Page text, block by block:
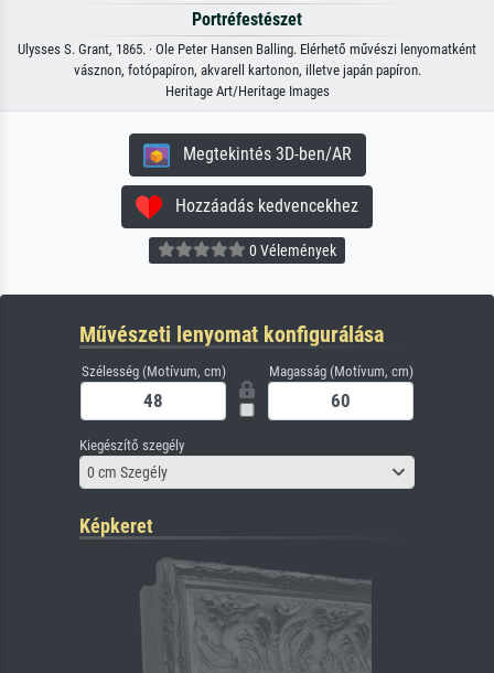
Portréfestészet
Ulysses S. Grant, 1865. · Ole Peter Hansen Balling. Elérhető művészi lenyomatként
vásznon, fotópapíron, akvarell kartonon, illetve japán papíron.
Heritage Art/Heritage Images
Megtekintés 3D-ben/AR
Hozzáadás kedvencekhez
0 Vélemények
Művészeti lenyomat konfigurálása
Szélesség (Motívum, cm) Magasság (Motívum, cm)
Kiegészítő szegély
0 cm Szegély
Képkeret